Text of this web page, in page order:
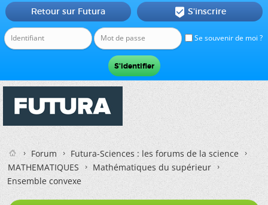
Se souvenir de moi ?
Retour sur Futura  S'inscrire
Forum
Futura-Sciences : les forums de la science
MATHEMATIQUES
Mathématiques du supérieur
Ensemble convexe